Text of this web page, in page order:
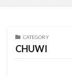
CATEGORY
CHUWI